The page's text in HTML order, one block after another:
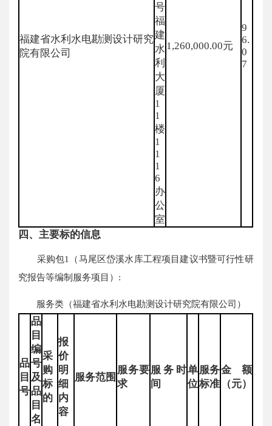
福建省水利水电勘测设计研究
院有限公司
号
福
建
水
利
大
厦
1
1
楼
1
1
1
6
办
公
室
1,260,000.00元
9
6.
0
7
四、主要标的信息
采购包1（马尾区岱溪水库工程项目建议书暨可行性研
究报告等编制服务项目）:
服务类（福建省水利水电勘测设计研究院有限公司）
品
目
号
品
目
编
号
及
品
目
名
采
购
标
的
报
价
明
细
内
容
服务范围
服务要
求
服务时
间
单
位
服务
标准
金额
（元）